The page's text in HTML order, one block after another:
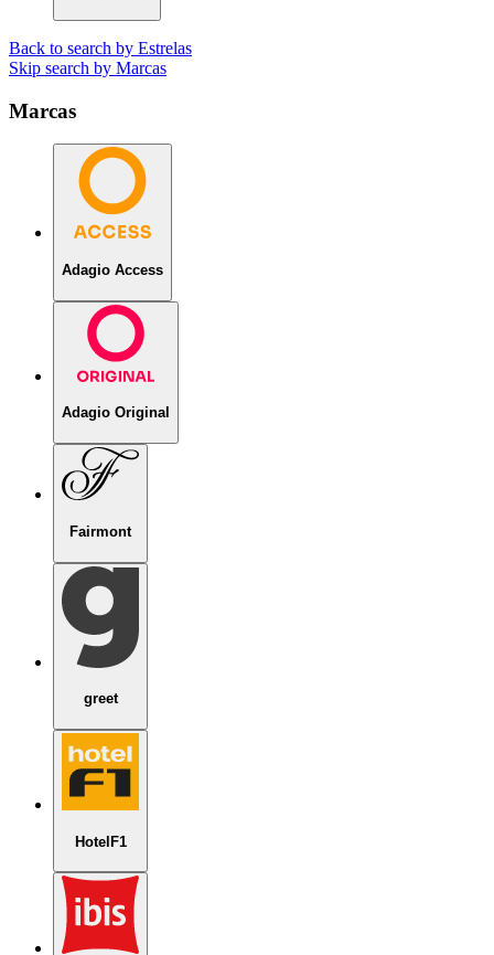
Back to search by Estrelas
Skip search by Marcas
Marcas
Adagio Access
Adagio Original
Fairmont
greet
HotelF1